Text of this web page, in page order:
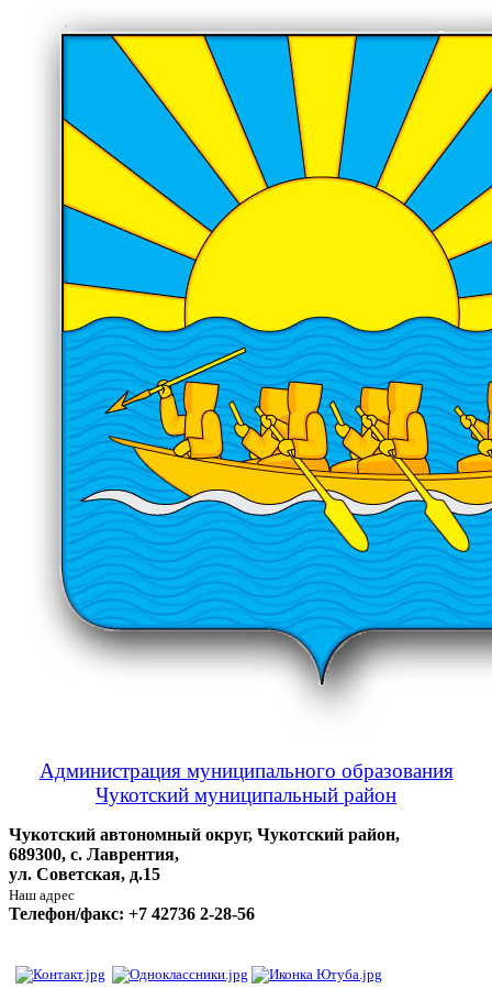
Администрация муниципального образования
Чукотский муниципальный район
Чукотский автономный округ, Чукотский район,
689300, с. Лаврентия,
ул. Советская, д.15
Наш адрес
Телефон/факс: +7 42736 2-28-56